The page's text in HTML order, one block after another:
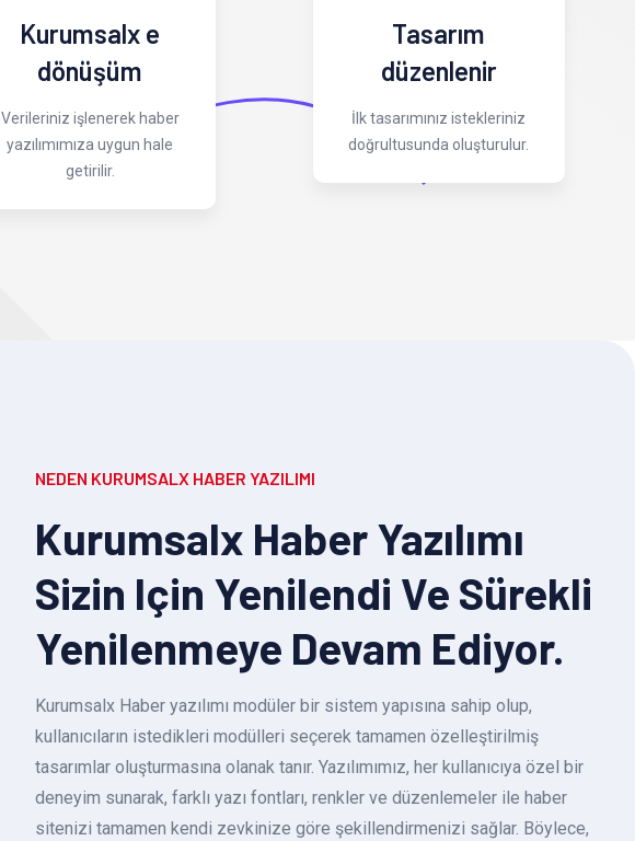
Kurumsalx e
dönüşüm
Verileriniz işlenerek haber
yazılımımıza uygun hale
getirilir.
Tasarım
düzenlenir
İlk tasarımınız istekleriniz
doğrultusunda oluşturulur.
NEDEN KURUMSALX HABER YAZILIMI
Kurumsalx Haber Yazılımı
Sizin Için Yenilendi Ve Sürekli
Yenilenmeye Devam Ediyor.
Kurumsalx Haber yazılımı modüler bir sistem yapısına sahip olup,
kullanıcıların istedikleri modülleri seçerek tamamen özelleştirilmiş
tasarımlar oluşturmasına olanak tanır. Yazılımımız, her kullanıcıya özel bir
deneyim sunarak, farklı yazı fontları, renkler ve düzenlemeler ile haber
sitenizi tamamen kendi zevkinize göre şekillendirmenizi sağlar. Böylece,